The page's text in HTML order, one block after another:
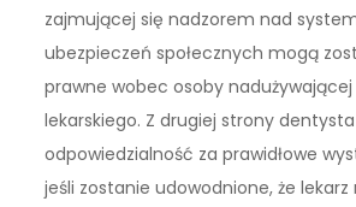
zajmującej się nadzorem nad
ubezpieczeń społecznych mogą
prawne wobec osoby nadużywającej
lekarskiego. Z drugiej strony
odpowiedzialność za prawidłowe
jeśli zostanie udowodnione, że lekarz